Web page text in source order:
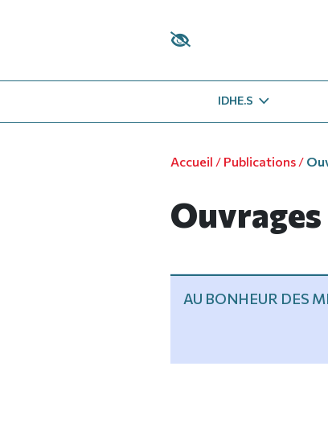
IDHE.S
Accueil / Publications /
Ouvrages
AU BONHEUR DES